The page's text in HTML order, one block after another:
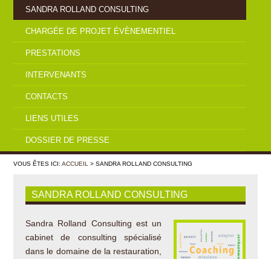
SANDRA ROLLAND CONSULTING
CHARGÉE DE PROJET ÉVÈNEMENTIEL
PRESTATIONS
INTERVENANTS
CONTACTS
LIENS UTILES
DOSSIER DE PRESSE
VOUS ÊTES ICI: ACCUEIL > SANDRA ROLLAND CONSULTING
SANDRA ROLLAND CONSULTING
Sandra Rolland Consulting est un
cabinet de consulting spécialisé
dans le domaine de la restauration,